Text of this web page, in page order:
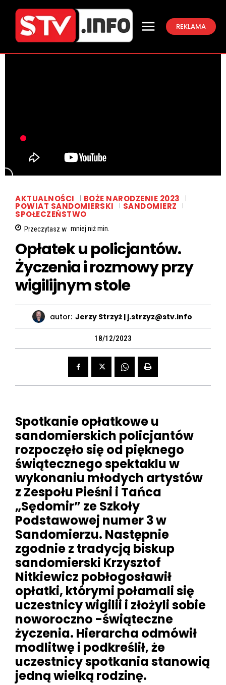
REKLAMA
AKTUALNOŚCI BOŻE NARODZENIE 2023
POWIAT SANDOMIERSKI SANDOMIERZ
SPOŁECZEŃSTWO
Przeczytasz w mniej niżmin.
Opłatek u policjantów.
Życzenia i rozmowy przy
wigilijnym stole
autor: Jerzy Strzyż | j.strzyz@stv.info
18/12/2023
Spotkanie opłatkowe u
sandomierskich policjantów
rozpoczęło się od pięknego
świątecznego spektaklu w
wykonaniu młodych artystów
z Zespołu Pieśni i Tańca
„Sędomir” ze Szkoły
Podstawowej numer 3 w
Sandomierzu. Następnie
zgodnie z tradycją biskup
sandomierski Krzysztof
Nitkiewicz pobłogosławił
opłatki, którymi połamali się
uczestnicy wigilii i złożyli sobie
noworoczno -świąteczne
życzenia. Hierarcha odmówił
modlitwę i podkreślił, że
uczestnicy spotkania stanowią
jedną wielką rodzinę.